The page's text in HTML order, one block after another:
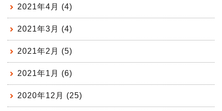
2021年4月 (4)
2021年3月 (4)
2021年2月 (5)
2021年1月 (6)
2020年12月 (25)